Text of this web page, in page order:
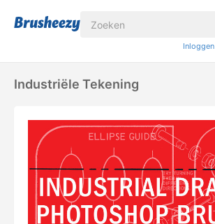
Inloggen
Industriële Tekening